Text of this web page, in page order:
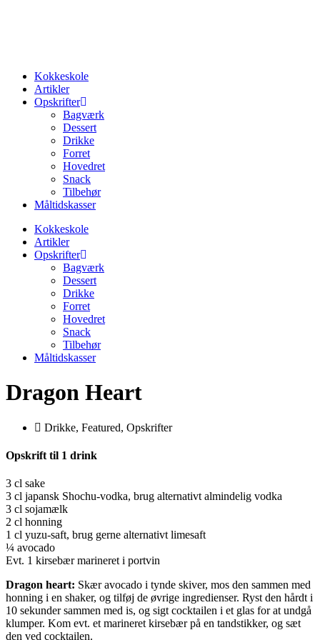
Kokkeskole
Artikler
Opskrifter
Bagværk
Dessert
Drikke
Forret
Hovedret
Snack
Tilbehør
Måltidskasser
Kokkeskole
Artikler
Opskrifter
Bagværk
Dessert
Drikke
Forret
Hovedret
Snack
Tilbehør
Måltidskasser
Dragon Heart
Drikke, Featured, Opskrifter
Opskrift til 1 drink
3 cl sake
3 cl japansk Shochu-vodka, brug alternativt almindelig vodka
3 cl sojamælk
2 cl honning
1 cl yuzu-saft, brug gerne alternativt limesaft
¼ avocado
Evt. 1 kirsebær marineret i portvin
Dragon heart: Skær avocado i tynde skiver, mos den sammen med
honning i en shaker, og tilføj de øvrige ingredienser. Ryst den hårdt i
10 sekunder sammen med is, og sigt cocktailen i et glas for at undgå
klumper. Kom evt. et marineret kirsebær på en tandstikker, og sæt
den ved cocktailen.